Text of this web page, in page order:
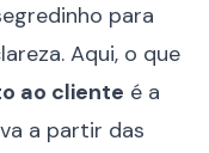
para
Aqui, o que
ao cliente é a
a partir das